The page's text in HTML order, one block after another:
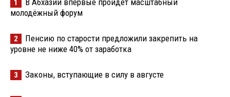
1
молодёжный форум
2
Пенсию по старости предложили закрепить на
уровне не ниже 40% от заработка
3 Законы, вступающие в силу в августе